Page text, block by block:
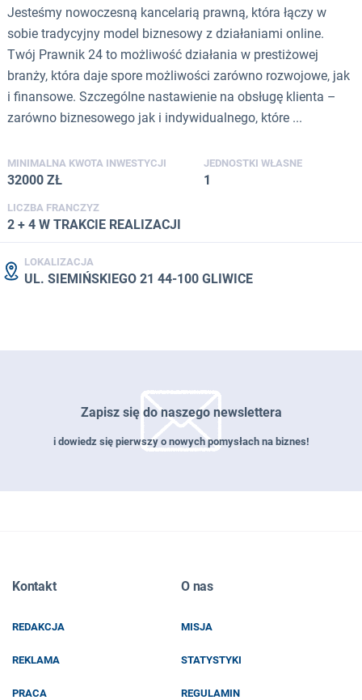
Jesteśmy nowoczesną kancelarią prawną, która łączy w
sobie tradycyjny model biznesowy z działaniami online.
Twój Prawnik 24 to możliwość działania w prestiżowej
branży, która daje spore możliwości zarówno rozwojowe, jak
i finansowe. Szczególne nastawienie na obsługę klienta –
zarówno biznesowego jak i indywidualnego, które ...
MINIMALNA KWOTA INWESTYCJI
32000 ZŁ
JEDNOSTKI WŁASNE
1
LICZBA FRANCZYZ
2 + 4 W TRAKCIE REALIZACJI
LOKALIZACJA
UL. SIEMIŃSKIEGO 21 44-100 GLIWICE
Zapisz się do naszego newslettera
i dowiedz się pierwszy o nowych pomysłach na biznes!
EMAIL
Kontakt
REDAKCJA
REKLAMA
PRACA
O nas
MISJA
STATYSTYKI
REGULAMIN